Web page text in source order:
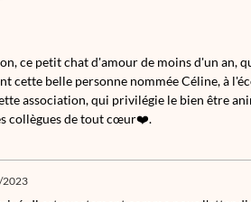
ce petit chat d'amour de moins d'un an,
cette belle personne nommée Céline, à
association, qui privilégie le bien être
collègues de tout cœur❤️.
2023